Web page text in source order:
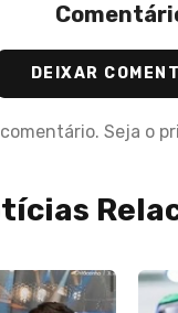
DEIXAR
Seja o